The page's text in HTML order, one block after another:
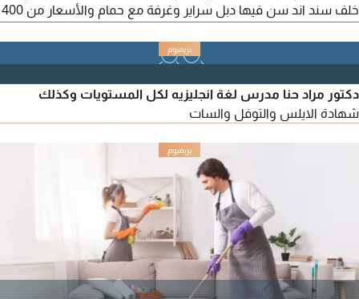
خلف سند اند سن فيها دبل سراير وغرفة مع حمام والأسعار من 400
دكتور مراد حنا مدرس لغة انجليزيه لكل المستويات وكذلك
شهادة الايلس والتوفل والسات